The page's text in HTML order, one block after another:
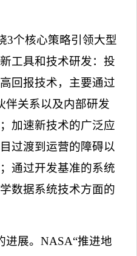
3个核心策略引领大型
工具和技术研发：投
回报技术，主要通过
伴关系以及内部研发
加速新技术的广泛应
过渡到运营的障碍以
通过开发基准的系统
数据系统技术方面的
展。 NASA“推进地